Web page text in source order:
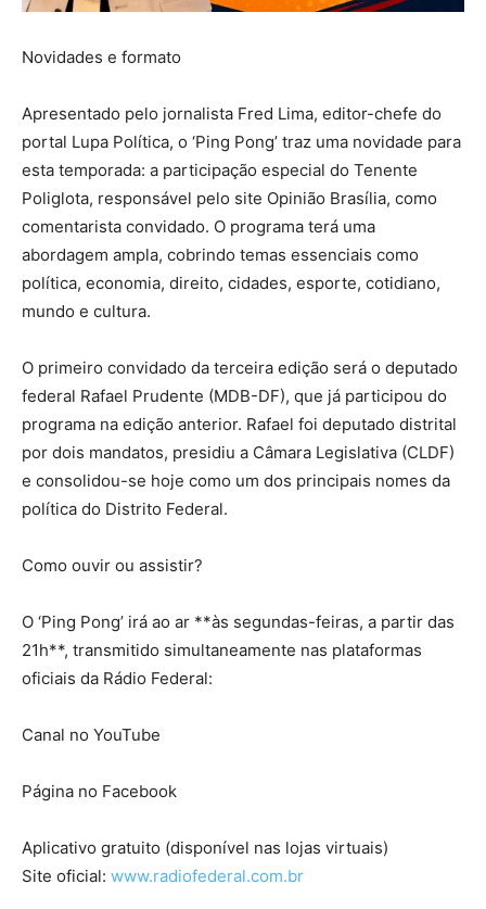
Novidades e formato
Apresentado pelo jornalista Fred Lima, editor-chefe do
portal Lupa Política, o ‘Ping Pong’ traz uma novidade para
esta temporada: a participação especial do Tenente
Poliglota, responsável pelo site Opinião Brasília, como
comentarista convidado. O programa terá uma
abordagem ampla, cobrindo temas essenciais como
política, economia, direito, cidades, esporte, cotidiano,
mundo e cultura.
O primeiro convidado da terceira edição será o deputado
federal Rafael Prudente (MDB-DF), que já participou do
programa na edição anterior. Rafael foi deputado distrital
por dois mandatos, presidiu a Câmara Legislativa (CLDF)
e consolidou-se hoje como um dos principais nomes da
política do Distrito Federal.
Como ouvir ou assistir?
O ‘Ping Pong’ irá ao ar **às segundas-feiras, a partir das
21h**, transmitido simultaneamente nas plataformas
oficiais da Rádio Federal:
Canal no YouTube
Página no Facebook
Aplicativo gratuito (disponível nas lojas virtuais)
Site oficial: www.radiofederal.com.br